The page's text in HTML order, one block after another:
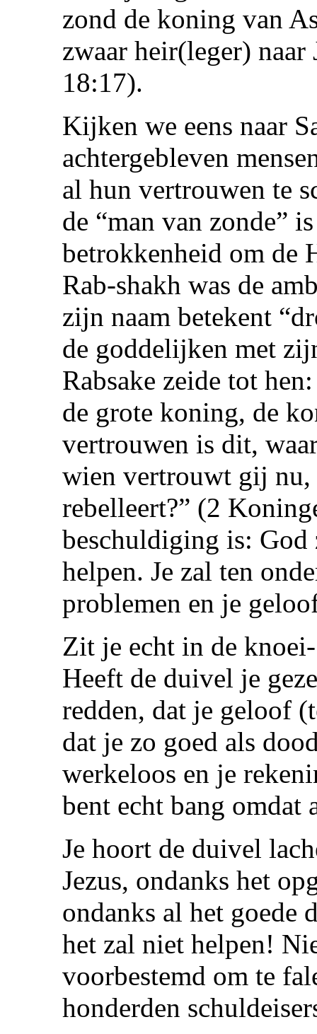
zond de koning van
zwaar heir(leger)
18:17).
Kijken we eens naar
achtergebleven
al hun vertrouwen te
de “man van zonde”
betrokkenheid om de
Rab-shakh was de
zijn naam betekent
de goddelijken met
Rabsake zeide tot
de grote koning, de
vertrouwen is dit,
wien vertrouwt gij
rebelleert?” (2
beschuldiging is:
helpen. Je zal ten
problemen en je
Zit je echt in de
Heeft de duivel je
redden, dat je geloof
dat je zo goed als
werkeloos en je
bent echt bang omdat
Je hoort de duivel
Jezus, ondanks het
ondanks al het goede
het zal niet helpen!
voorbestemd om te
honderden